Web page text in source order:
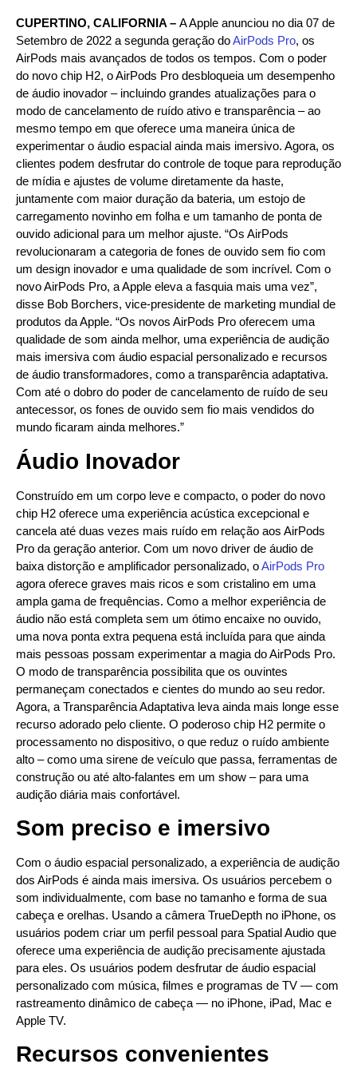
CUPERTINO, CALIFORNIA – A Apple anunciou no dia 07 de
Setembro de 2022 a segunda geração doAirPods Pro, os
AirPods mais avançados de todos os tempos. Com o poder
do novo chip H2, o AirPods Pro desbloqueia um desempenho
de áudio inovador – incluindo grandes atualizações para o
modo de cancelamento de ruído ativo e transparência – ao
mesmo tempo em que oferece uma maneira única de
experimentar o áudio espacial ainda mais imersivo. Agora, os
clientes podem desfrutar do controle de toque para reprodução
de mídia e ajustes de volume diretamente da haste,
juntamente com maior duração da bateria, um estojo de
carregamento novinho em folha e um tamanho de ponta de
ouvido adicional para um melhor ajuste. “Os AirPods
revolucionaram a categoria de fones de ouvido sem fio com
um design inovador e uma qualidade de som incrível. Com o
novo AirPods Pro, a Apple eleva a fasquia mais uma vez”,
disse Bob Borchers, vice-presidente de marketing mundial de
produtos da Apple. “Os novos AirPods Pro oferecem uma
qualidade de som ainda melhor, uma experiência de audição
mais imersiva com áudio espacial personalizado e recursos
de áudio transformadores, como a transparência adaptativa.
Com até o dobro do poder de cancelamento de ruído de seu
antecessor, os fones de ouvido sem fio mais vendidos do
mundo ficaram ainda melhores.”
Áudio Inovador
Construído em um corpo leve e compacto, o poder do novo
chip H2 oferece uma experiência acústica excepcional e
cancela até duas vezes mais ruído em relação aos AirPods
Pro da geração anterior. Com um novo driver de áudio de
baixa distorção e amplificador personalizado, oAirPods Pro
agora oferece graves mais ricos e som cristalino em uma
ampla gama de frequências. Como a melhor experiência de
áudio não está completa sem um ótimo encaixe no ouvido,
uma nova ponta extra pequena está incluída para que ainda
mais pessoas possam experimentar a magia do AirPods Pro.
O modo de transparência possibilita que os ouvintes
permaneçam conectados e cientes do mundo ao seu redor.
Agora, a Transparência Adaptativa leva ainda mais longe esse
recurso adorado pelo cliente. O poderoso chip H2 permite o
processamento no dispositivo, o que reduz o ruído ambiente
alto – como uma sirene de veículo que passa, ferramentas de
construção ou até alto-falantes em um show – para uma
audição diária mais confortável.
Som preciso e imersivo
Com o áudio espacial personalizado, a experiência de audição
dos AirPods é ainda mais imersiva. Os usuários percebem o
som individualmente, com base no tamanho e forma de sua
cabeça e orelhas. Usando a câmera TrueDepth no iPhone, os
usuários podem criar um perfil pessoal para Spatial Audio que
oferece uma experiência de audição precisamente ajustada
para eles. Os usuários podem desfrutar de áudio espacial
personalizado com música, filmes e programas de TV — com
rastreamento dinâmico de cabeça — no iPhone, iPad, Mac e
Apple TV.
Recursos convenientes